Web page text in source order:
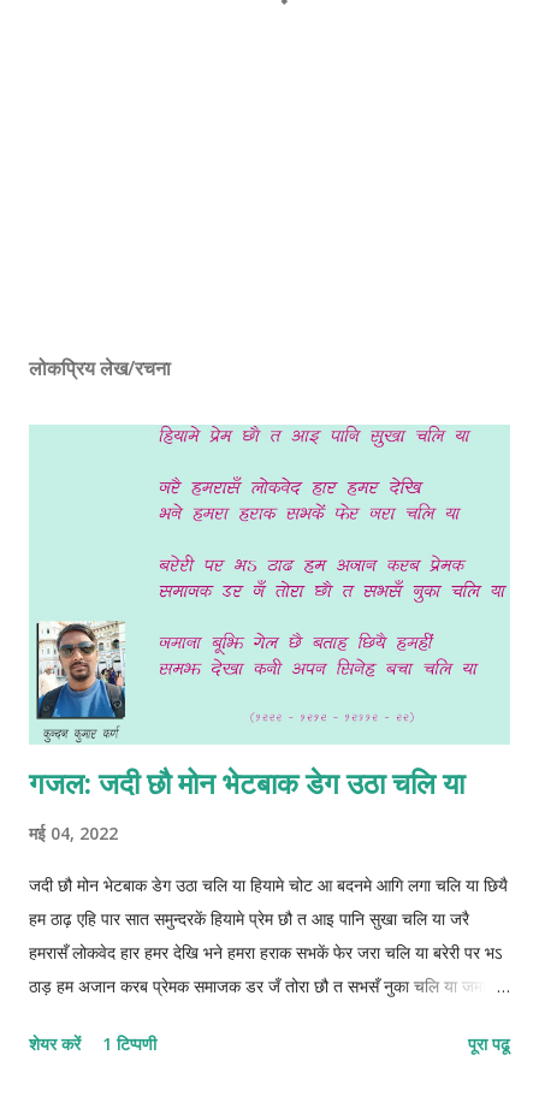
लोकप्रिय लेख/रचना
गजल: जदी छौ मोन भेटबाक डेग उठा चलि या
मई 04, 2022
जदी छौ मोन भेटबाक डेग उठा चलि या हियामे चोट आ बदनमे आगि लगा चलि या छियै
हम ठाढ़ एहि पार सात समुन्दरकें हियामे प्रेम छौ त आइ पानि सुखा चलि या जरै
हमरासँ लोकवेद हार हमर देखि भने हमरा हराक सभकें‌ फेर जरा चलि या बरेरी पर भऽ
ठाड़ हम अजान करब प्रेमक समाजक डर जँ तोरा छौ त सभसँ नुका चलि या जमाना
1212-12112-22 © कुन्दन कुमार कर्ण
शेयर करें 1 टिप्पणी पूरा पढू